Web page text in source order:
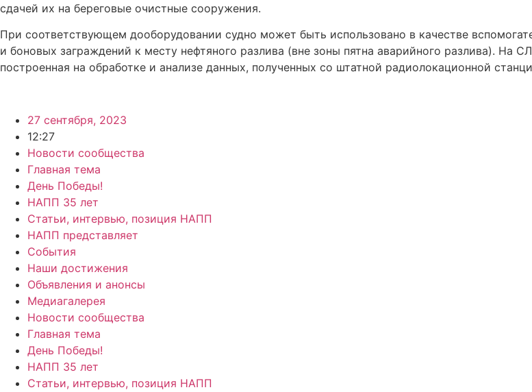
сдачей их на береговые очистные сооружения.
При соответствующем дооборудовании судно может быть использовано в качестве
и боновых заграждений к месту нефтяного разлива (вне зоны пятна аварийного разлива). На
построенная на обработке и анализе данных, полученных со штатной радиолокационной
27 сентября, 2023
12:27
Новости сообщества
Главная тема
День Победы!
НАПП 35 лет
Статьи, интервью, позиция НАПП
НАПП представляет
События
Наши достижения
Объявления и анонсы
Медиагалерея
Новости сообщества
Главная тема
День Победы!
НАПП 35 лет
Статьи, интервью, позиция НАПП